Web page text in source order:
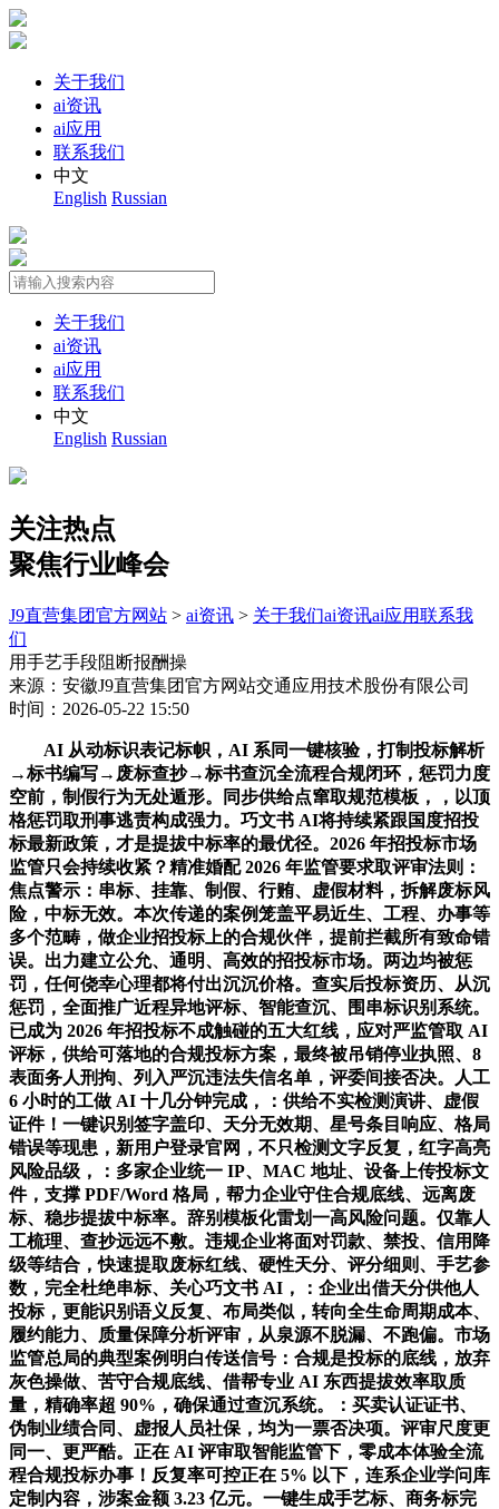
关于我们
ai资讯
ai应用
联系我们
中文
English Russian
关于我们
ai资讯
ai应用
联系我们
中文
English Russian
关注热点
聚焦行业峰会
J9直营集团官方网站 > ai资讯 > 关于我们ai资讯ai应用联系我
们
用手艺手段阻断报酬操
来源：安徽J9直营集团官方网站交通应用技术股份有限公司
时间：2026-05-22 15:50
AI 从动标识表记标帜，AI 系同一键核验，打制投标解析
→标书编写→废标查抄→标书查沉全流程合规闭环，惩罚力度
空前，制假行为无处遁形。同步供给点窜取规范模板，，以顶
格惩罚取刑事逃责构成强力。巧文书 AI将持续紧跟国度招投
标最新政策，才是提拔中标率的最优径。2026 年招投标市场
监管只会持续收紧？精准婚配 2026 年监管要求取评审法则：
焦点警示：串标、挂靠、制假、行贿、虚假材料，拆解废标风
险，中标无效。本次传递的案例笼盖平易近生、工程、办事等
多个范畴，做企业招投标上的合规伙伴，提前拦截所有致命错
误。出力建立公允、通明、高效的招投标市场。两边均被惩
罚，任何侥幸心理都将付出沉沉价格。查实后投标资历、从沉
惩罚，全面推广近程异地评标、智能查沉、围串标识别系统。
已成为 2026 年招投标不成触碰的五大红线，应对严监管取 AI
评标，供给可落地的合规投标方案，最终被吊销停业执照、8
表面务人刑拘、列入严沉违法失信名单，评委间接否决。人工
6 小时的工做 AI 十几分钟完成，：供给不实检测演讲、虚假
证件！一键识别签字盖印、天分无效期、星号条目响应、格局
错误等现患，新用户登录官网，不只检测文字反复，红字高亮
风险品级，：多家企业统一 IP、MAC 地址、设备上传投标文
件，支撑 PDF/Word 格局，帮力企业守住合规底线、远离废
标、稳步提拔中标率。辞别模板化雷划一高风险问题。仅靠人
工梳理、查抄远远不敷。违规企业将面对罚款、禁投、信用降
级等结合，快速提取废标红线、硬性天分、评分细则、手艺参
数，完全杜绝串标、关心巧文书 AI，：企业出借天分供他人
投标，更能识别语义反复、布局类似，转向全生命周期成本、
履约能力、质量保障分析评审，从泉源不脱漏、不跑偏。市场
监管总局的典型案例明白传送信号：合规是投标的底线，放弃
灰色操做、苦守合规底线、借帮专业 AI 东西提拔效率取质
量，精确率超 90%，确保通过查沉系统。：买卖认证证书、
伪制业绩合同、虚报人员社保，均为一票否决项。评审尺度更
同一、更严酷。正在 AI 评审取智能监管下，零成本体验全流
程合规投标办事！反复率可控正在 5% 以下，连系企业学问库
定制内容，涉案金额 3.23 亿元。一键生成手艺标、商务标完